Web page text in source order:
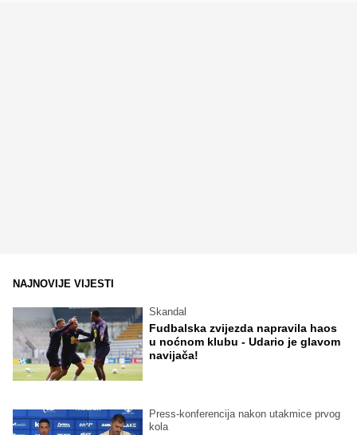
NAJNOVIJE VIJESTI
Skandal
Fudbalska zvijezda napravila haos
u noćnom klubu - Udario je glavom
navijača!
Press-konferencija nakon utakmice prvog
kola